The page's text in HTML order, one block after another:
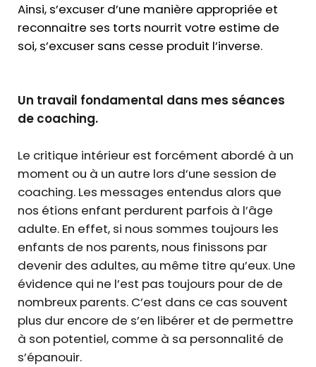
Ainsi, s’excuser d’une manière appropriée et
reconnaitre ses torts nourrit votre estime de
soi, s’excuser sans cesse produit l’inverse.
Un travail fondamental dans mes séances
de coaching.
Le critique intérieur est forcément abordé à un
moment ou à un autre lors d’une session de
coaching. Les messages entendus alors que
nos étions enfant perdurent parfois à l’âge
adulte. En effet, si nous sommes toujours les
enfants de nos parents, nous finissons par
devenir des adultes, au même titre qu’eux. Une
évidence qui ne l’est pas toujours pour de de
nombreux parents. C’est dans ce cas souvent
plus dur encore de s’en libérer et de permettre
à son potentiel, comme à sa personnalité de
s’épanouir.